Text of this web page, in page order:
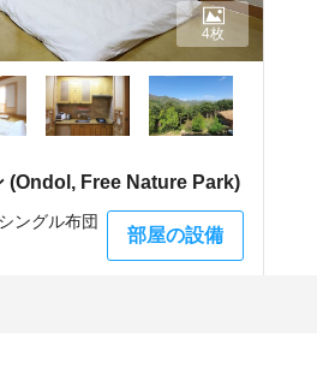
(Ondol, Free Nature Park)
ングル布団
部屋の設備
4枚